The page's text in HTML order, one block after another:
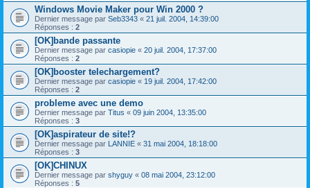
Windows Movie Maker pour Win 2000 ?
Dernier message par Seb3343 « 21 juil. 2004, 14:39:00
Réponses : 2
[OK]bande passante
Dernier message par casiopie « 20 juil. 2004, 17:37:00
Réponses : 2
[OK]booster telechargement?
Dernier message par casiopie « 19 juil. 2004, 17:42:00
Réponses : 2
probleme avec une demo
Dernier message par Titus « 09 juin 2004, 13:35:00
Réponses : 3
[OK]aspirateur de site!?
Dernier message par LANNIE « 31 mai 2004, 18:18:00
Réponses : 3
[OK]CHINUX
Dernier message par shyguy « 08 mai 2004, 23:12:00
Réponses : 5